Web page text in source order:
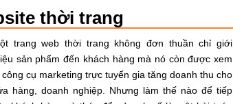
thời trang
trang web thời trang không đơn thuần chỉ giới
sản phẩm đến khách hàng mà nó còn được xem
công cụ marketing trực tuyến gia tăng doanh thu cho
hàng, doanh nghiệp. Nhưng làm thế nào để tiếp